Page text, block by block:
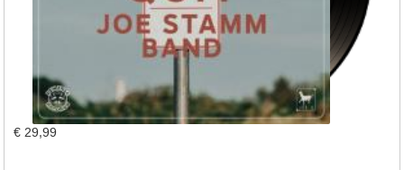
€ 29,99